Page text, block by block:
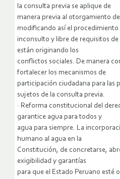
la consulta previa se aplique de
manera previa al otorgamiento
modificando así el procedimiento
inconsulto y libre de requisitos
están originando los
conflictos sociales. De manera
fortalecer los mecanismos de
participación ciudadana para las
sujetos de la consulta previa.
· Reforma constitucional del
garantice agua para todos y
agua para siempre. La
humano al agua en la
Constitución, de concretarse,
exigibilidad y garantías
para que el Estado Peruano esté